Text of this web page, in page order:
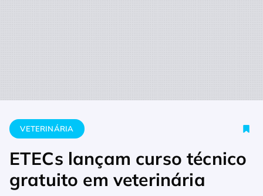
Home Veterinária ETECs lançam curso técnico gratuito em
VETERINÁRIA
ETECs lançam curso técnico
gratuito em veterinária